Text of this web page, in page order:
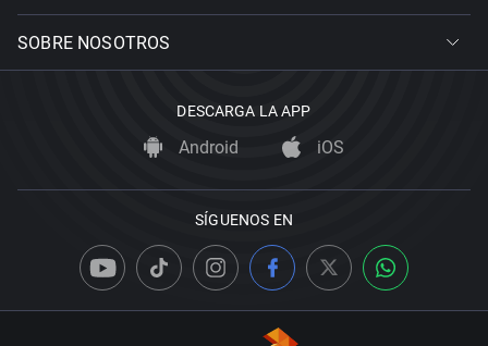
SOBRE NOSOTROS
DESCARGA LA APP
Android iOS
SÍGUENOS EN